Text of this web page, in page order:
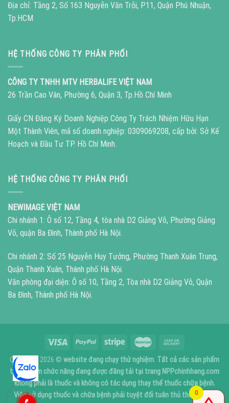
Địa chỉ: Tầng 2, Số 163 Nguyễn Văn Trỗi, P11, Quận Phú Nhuận,
Tp.HCM
HỆ THỐNG CÔNG TY PHÂN PHỐI
CÔNG TY TNHH MTV HERBALIFE VIỆT NAM
26 Trần Cao Vân, Phường 6, Quận 3, Tp.Hồ Chí Minh
Giấy CN Đăng Ký Doanh Nghiệp Công Ty Trách Nhiệm Hữu Hạn
Một Thành Viên, mã số doanh nghiệp: 0309069208, cấp bởi: Sở Kế
Hoạch và Đầu Tư TP. Hồ Chí Minh.
HỆ THỐNG CÔNG TY PHÂN PHỐI
NEWIMAGE VIỆT NAM
Chi nhánh 1: Ô số 12, Tầng 4, tòa nhà D2 Giảng Võ, Phường Giảng
Võ, quận Ba Đình, Thành phố Hà Nội.
Chi nhánh 2: Số 25 Nguyễn Huy Tưởng, Phường Thanh Xuân Trung,
Quận Thanh Xuân, Thành phố Hà Nội.
Văn phòng đại diện: Ô số 10, Tầng 2, Tòa nhà D2 Giảng Võ, Quận
Ba Đình, Thành phố Hà Nội.
Copyright 2026 © website đang chạy thử nghiệm. Tất cả các sản phẩm
thực phẩm chức năng đang được đăng tải tại trang NPPchinhhang.com
không phải là thuốc và không có tác dụng thay thế thuốc chữa bệnh.
Việc sử dụng thuốc và chữa bệnh phải tuyệt đối tuân thủ theo sự chỉ
0